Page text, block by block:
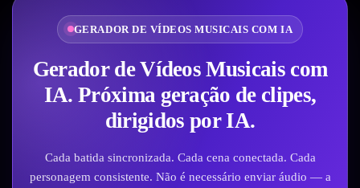
GERADOR DE VÍDEOS MUSICAIS COM IA
Gerador de Vídeos Musicais com
IA. Próxima geração de clipes,
dirigidos por IA.
Cada batida sincronizada. Cada cena conectada. Cada
personagem consistente. Não é necessário enviar áudio — a